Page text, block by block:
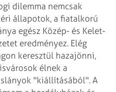
dilemma nemcsak
állapotok, a fiatalkorú
egész Közép- és Kelet-
eredményez. Elég
keresztül hazajönni,
élnek a
"kiállításából". A